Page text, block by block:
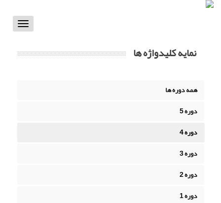
Toggle
نمایه کلیدواژه ها
همه دوره ها
دوره 5
دوره 4
دوره 3
دوره 2
دوره 1